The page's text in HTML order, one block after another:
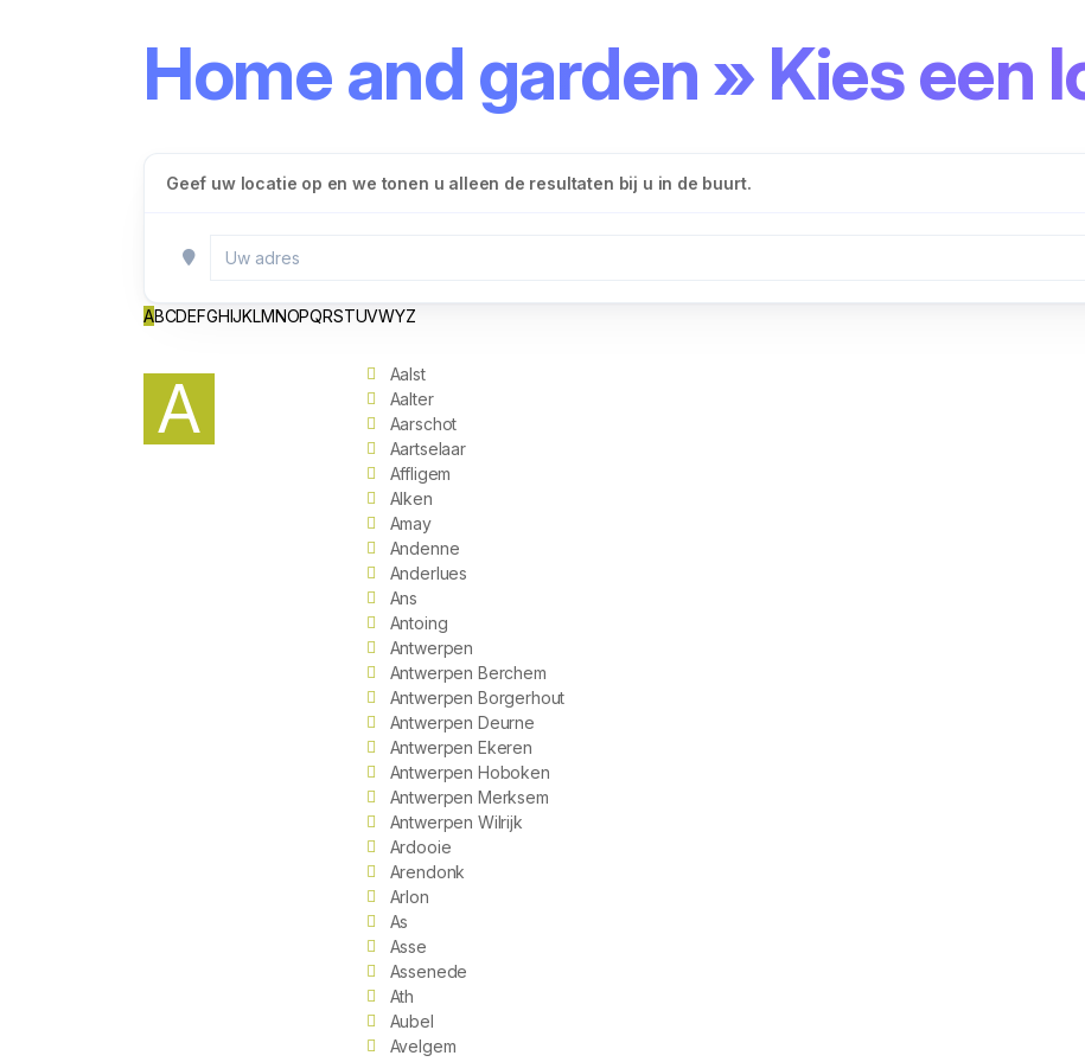
Home and garden » Kies een
Geef uw locatie op en we tonen u alleen de resultaten bij u in de buurt.
ABCDEFGHIJKLMNOPQRSTUVWYZ
A
Aalst
Aalter
Aarschot
Aartselaar
Affligem
Alken
Amay
Andenne
Anderlues
Ans
Antoing
Antwerpen
Antwerpen Berchem
Antwerpen Borgerhout
Antwerpen Deurne
Antwerpen Ekeren
Antwerpen Hoboken
Antwerpen Merksem
Antwerpen Wilrijk
Ardooie
Arendonk
Arlon
As
Asse
Assenede
Ath
Aubel
Avelgem